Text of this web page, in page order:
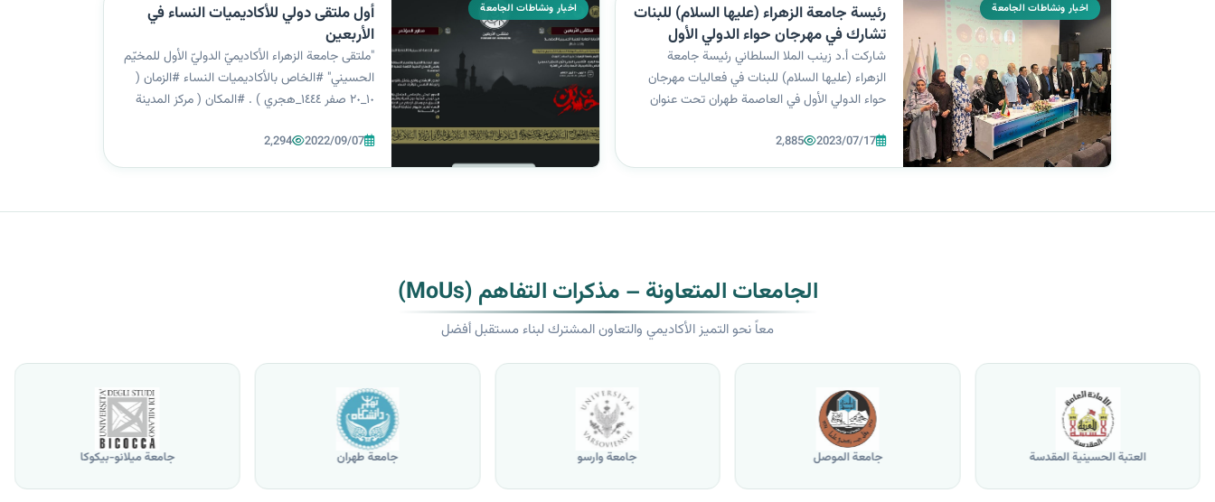
اخبار ونشاطات الجامعة
رئيسة جامعة الزهراء (عليها السلام) للبنات
تشارك في مهرجان حواء الدولي الأول
المقام في جمهورية إيران الإسلامية
شاركت أ.د زينب الملا السلطاني رئيسة جامعة
الزهراء (عليها السلام) للبنات في فعاليات مهرجان
حواء الدولي الأول في العاصمة طهران تحت عنوان
بالتعاون مع مؤسسة كوهرشاد الدولية في شهر يوليو
الجاري ٢٠٢٣. وشهد المهرجان فعا...
2023/07/17
2,885
اخبار ونشاطات الجامعة
أول ملتقى دولي للأكاديميات النساء في
الأربعين
"ملتقى جامعة الزهراء الأكاديميّ الدوليّ الأول للمخيّم
الحسيني" #الخاص بالأكاديميات النساء #الزمان (
١٠_٢٠ صفر ١٤٤٤_هجري ) . #المكان ( مركز المدينة
الخدمة الطبية وتقديم...
2022/09/07
2,294
الجامعات المتعاونة – مذكرات التفاهم (MoUs)
معاً نحو التميز الأكاديمي والتعاون المشترك لبناء مستقبل أفضل
العتبة الحسينية المقدسة جامعة الموصل جامعة وارسو جامعة طهران جامعة ميلانو-بيكوكا